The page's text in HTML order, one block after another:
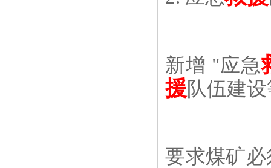
新增 "应急
援队伍建
要求煤矿